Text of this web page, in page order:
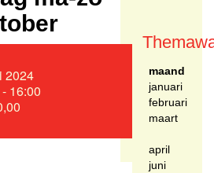
2024
16:00
maand
januari
februari
maart
april
juni